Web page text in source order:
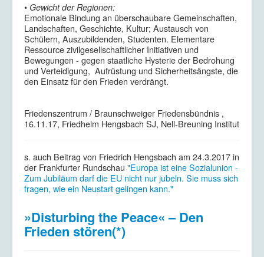
• Gewicht der Regionen:
Emotionale Bindung an überschaubare Gemeinschaften,
Landschaften, Geschichte, Kultur; Austausch von
Schülern, Auszubildenden, Studenten. Elementare
Ressource zivilgesellschaftlicher Initiativen und
Bewegungen - gegen staatliche Hysterie der Bedrohung
und Verteidigung, Aufrüstung und Sicherheitsängste, die
den Einsatz für den Frieden verdrängt.
Friedenszentrum / Braunschweiger Friedensbündnis ,
16.11.17, Friedhelm Hengsbach SJ, Nell-Breuning Institut
s. auch Beitrag von Friedrich Hengsbach am 24.3.2017 in
der Frankfurter Rundschau "Europa ist eine Sozialunion -
Zum Jubiläum darf die EU nicht nur jubeln. Sie muss sich
fragen, wie ein Neustart gelingen kann."
»Disturbing the Peace« – Den
Frieden stören(*)